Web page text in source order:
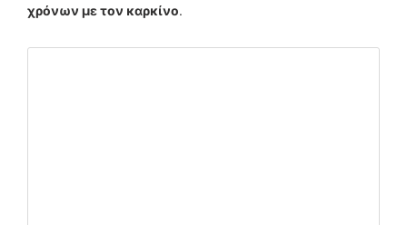
χρόνων με τον καρκίνο.